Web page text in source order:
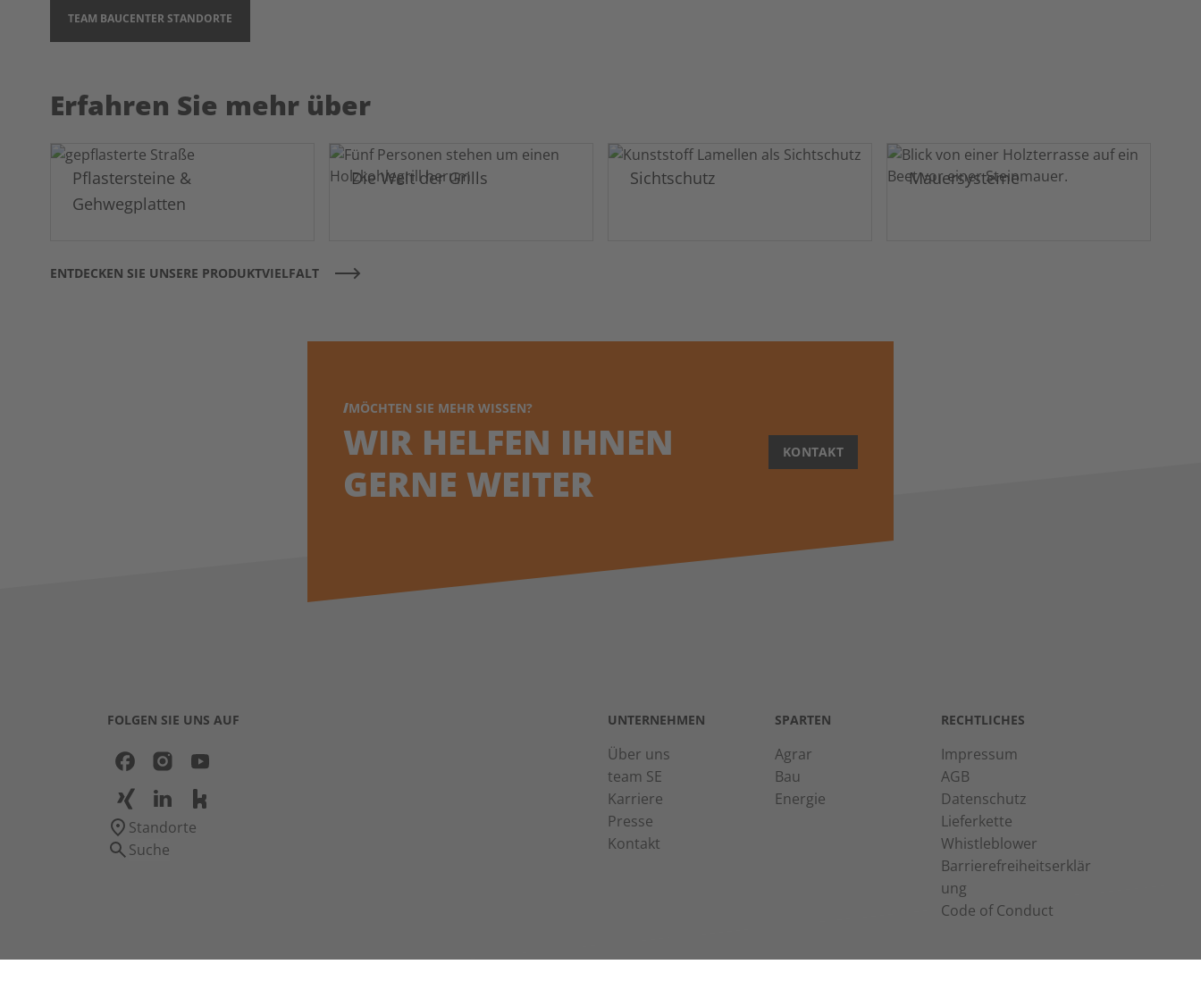
TEAM BAUCENTER STANDORTE
Erfahren Sie mehr über
Pflastersteine &
Gehwegplatten
Die Welt der Grills Sichtschutz Mauersysteme
ENTDECKEN SIE UNSERE PRODUKTVIELFALT
MÖCHTEN SIE MEHR WISSEN?
WIR HELFEN IHNEN
GERNE WEITER
KONTAKT
FOLGEN SIE UNS AUF
Standorte
Suche
UNTERNEHMEN
Über uns
team SE
Karriere
Presse
Kontakt
SPARTEN
Agrar
Bau
Energie
RECHTLICHES
Impressum
AGB
Datenschutz
Lieferkette
Whistleblower
Barrierefreiheitserklär
ung
Code of Conduct